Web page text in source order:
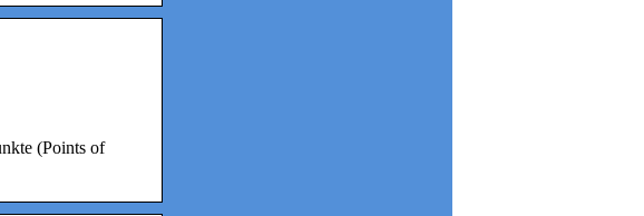
(Points of